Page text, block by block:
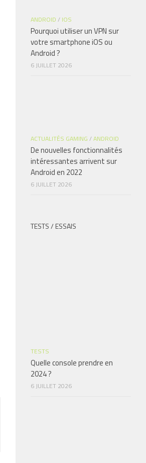
ANDROID / IOS
Pourquoi utiliser un VPN sur
votre smartphone iOS ou
Android ?
6 JUILLET 2026
ACTUALITÉS GAMING /ANDROID
De nouvelles fonctionnalités
intéressantes arrivent sur
Android en 2022
6 JUILLET 2026
TESTS / ESSAIS
TESTS
Quelle console prendre en
2024 ?
6 JUILLET 2026